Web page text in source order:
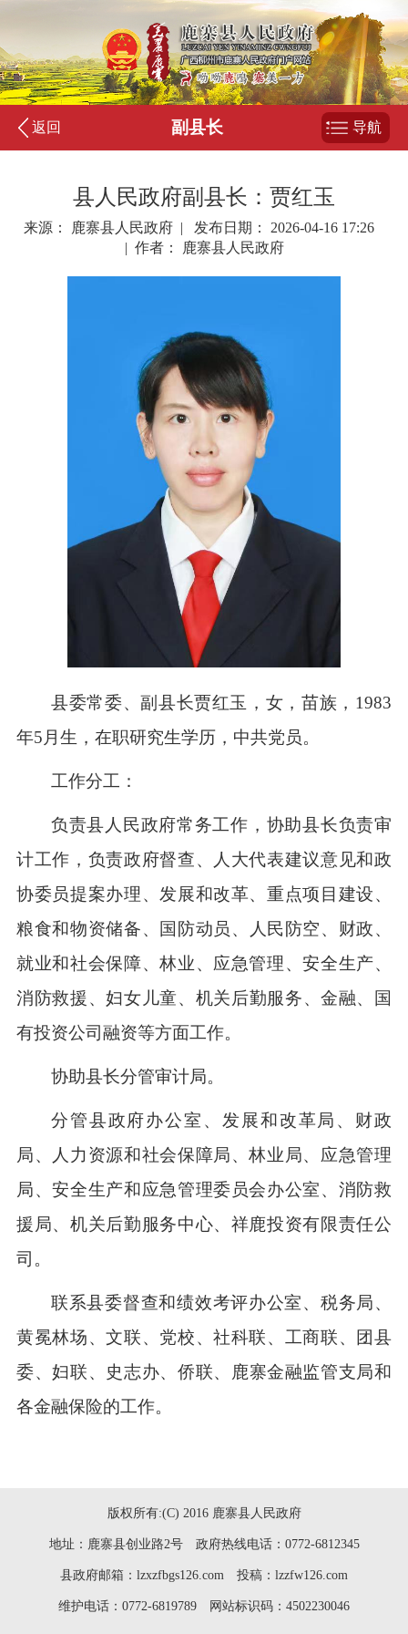
返回 副县长 导航
县人民政府副县长：贾红玉
来源： 鹿寨县人民政府 | 发布日期： 2026-04-16 17:26
| 作者： 鹿寨县人民政府
县委常委、副县长贾红玉，女，苗族，1983
年5月生，在职研究生学历，中共党员。
工作分工：
负责县人民政府常务工作 ，协助县长负责审
计工作， 负责政府督查、人大代表建议意见和政
协委员提案办理、 发展和改革、重点项目建设、
粮食和物资储备、 国防动员、人民防空、 财政、
就业和社会保障、林业、 应急管理、安全生产、
消防救援、妇女儿童、 机关后勤服务、金融、国
有投资公司融资等方面工作。
协助县长分管审计局。
分管县政府办公室、发展和改革局、财政
局、人力资源和社会保障局、林业局、应急管理
局、安全生产和应急管理委员会办公室、 消防救
援局、 机关后勤服务中心、 祥鹿投资有限责任公
司 。
联系县委督查和绩效考评办公室、 税务局、
黄冕林场、文联、党校、社科联、工商联、团县
委、妇联、 史志办、 侨联、 鹿寨金融监管支局和
各金融保险的工作。
版权所有:(C) 2016 鹿寨县人民政府
地址：鹿寨县创业路2号 政府热线电话：0772-6812345
县政府邮箱：lzxzfbgs126.com 投稿：lzzfw126.com
维护电话：0772-6819789 网站标识码：4502230046